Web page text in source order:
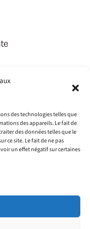
des technologies telles que
des appareils. Le fait de
des données telles que le
ce site. Le fait de ne pas
un effet négatif sur certaines